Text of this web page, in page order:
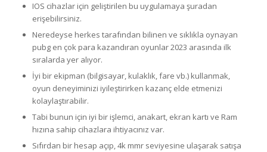
IOS cihazlar için geliştirilen bu uygulamaya şuradan
erişebilirsiniz.
Neredeyse herkes tarafından bilinen ve sıklıkla oynayan
pubg en çok para kazandıran oyunlar 2023 arasında ilk
sıralarda yer alıyor.
İyi bir ekipman (bilgisayar, kulaklık, fare vb.) kullanmak,
oyun deneyiminizi iyileştirirken kazanç elde etmenizi
kolaylaştırabilir.
Tabi bunun için iyi bir işlemci, anakart, ekran kartı ve Ram
hızına sahip cihazlara ihtiyacınız var.
Sıfırdan bir hesap açıp, 4k mmr seviyesine ulaşarak satışa